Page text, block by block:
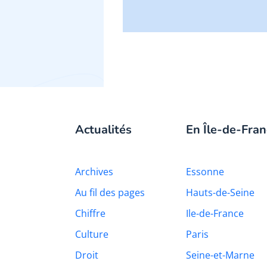
Actualités
Archives
Au fil des pages
Chiffre
Culture
Droit
En Île-de-
Essonne
Hauts-de-Seine
Ile-de-France
Paris
Seine-et-Marne